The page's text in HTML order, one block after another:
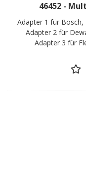
46452 -
Adapter 1 für Bosch,
Adapter 2 für
Adapter 3 für